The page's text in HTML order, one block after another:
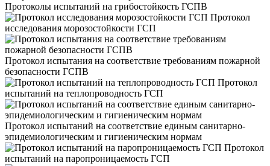
Протоколы испытаний на грибостойкость ГСПВ
Протокол
исследования морозостойкости ГСП
Протокол испытания на соответствие требованиям пожарной
безопасности ГСПВ
Протокол
испытаний на теплопроводность ГСП
Протокол испытаний на соответствие единым санитарно-
эпидемиологическим и гигиеническим нормам
Протокол
испытаний на паропроницаемость ГСП